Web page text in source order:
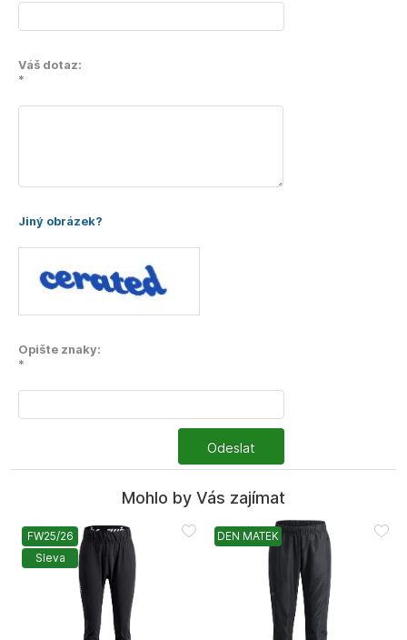
Váš dotaz:
*
Jiný obrázek?
Opište znaky:
*
Odeslat
Mohlo by Vás zajímat
FW25/26
Sleva
DEN MATEK